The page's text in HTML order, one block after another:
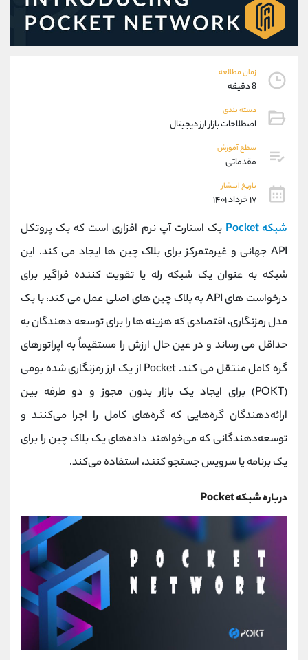
زمان مطالعه
8 دقیقه
دسته بندی
اصطلاحات بازار ارز دیجیتال
سطح آموزش
مقدماتی
تاریخ انتشار
۱۷ خرداد ۱۴۰۱
شبکه Pocket
یک استارت آپ نرم افزاری است که یک پروتکل
API جهانی و غیرمتمرکز برای بلاک چین ها ایجاد می کند. این
شبکه به عنوان یک شبکه رله یا تقویت کننده فراگیر برای
درخواست های API به بلاک چین های اصلی عمل می کند، با یک
مدل رمزنگاری، اقتصادی که هزینه ها را برای توسعه دهندگان به
حداقل می رساند و در عین حال ارزش را مستقیماً به اپراتورهای
گره کامل منتقل می کند. Pocket از یک ارز رمزنگاری شده بومی
(POKT) برای ایجاد یک بازار بدون مجوز و دو طرفه بین
ارائه‌دهندگان گره‌هایی که گره‌های کامل را اجرا می‌کنند و
توسعه‌دهندگانی که می‌خواهند داده‌های یک بلاک چین را برای
یک برنامه یا سرویس جستجو کنند، استفاده می‌کند.
درباره شبکه Pocket
09101364784
واتساپ شروع گفتگو
تلگرام
پشتیبان فروش
موبایل
داخلی
اطلاعات تماس (دفتر فروش)
تلفن 021-22021030
021-22021040
بدون پیش شماره 90001030
اینستاگرام @alireza.mehrabii
کانال تلگرام @alirezamehrabi_com
@alirezamehrabi_official